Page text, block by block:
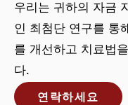
우리는 귀하의 자금
인 최첨단 연구를 통
를 개선하고 치료법
다.
연락하세요